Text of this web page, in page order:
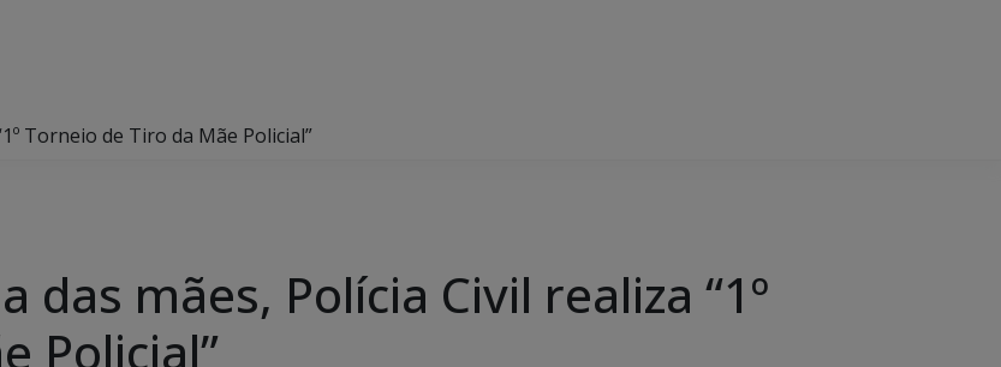
Torneio de Tiro da Mãe Policial”
das mães, Polícia Civil realiza “1º
Policial”